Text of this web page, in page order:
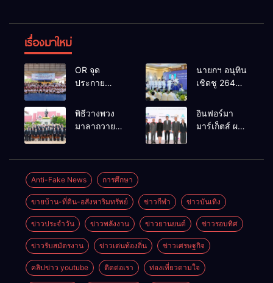
เรื่องมาใหม่
OR จุด
ประกาย
เยาวชน ผ่าน
นายกฯ อนุทิน
เชิดชู 264
บ้านยอดเยี่ยม
มอบแหนบ
เกียรติยศแห่ง
พิธีวางพวง
มาลาถวาย
2569 และ
การแข่งขัน
ฟุตบอลวันรพี
เพื่อเชื่อม
ความสัมพันธ์
อันดีของ
หน่วยงานใน
กระบวนการ
ยุติธรรม
อินฟอร์มา
มาร์เก็ตส์ ผนึก
Thailand
2026 เชื่อม 4
งานใหญ่
สร้างโอกาส
ธุรกิจครบ
วงจร ด้วยครับ
Anti-Fake News การศึกษา
ขายบ้าน-ที่ดิน-อสังหาริมทรัพย์ ข่าวกีฬา ข่าวบันเทิง
ข่าวประจำวัน ข่าวพลังงาน ข่าวยานยนต์ ข่าวรอบทิศ
ข่าวรับสมัตรงาน ข่าวเด่นท้องถิ่น ข่าวเศรษฐกิจ
คลิปข่าว youtube ติดต่อเรา ท่องเที่ยวตามใจ